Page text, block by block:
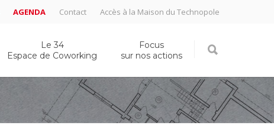
AGENDA Contact Accès à la Maison du Technopole
Le 34
Espace de Coworking
Focus
sur nos actions